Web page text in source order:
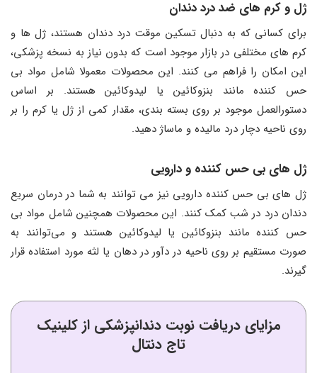
ژل و کرم‌ های ضد درد دندان
برای کسانی که به دنبال تسکین موقت درد دندان هستند، ژل‌ ها و
کرم ‌های مختلفی در بازار موجود است که بدون نیاز به نسخه پزشکی،
این امکان را فراهم می‌ کنند. این محصولات معمولا شامل مواد بی
حس کننده مانند بنزوکائین یا لیدوکائین هستند. بر اساس
دستورالعمل موجود بر روی بسته ‌بندی، مقدار کمی از ژل یا کرم را بر
روی ناحیه دچار درد مالیده و ماساژ دهید.
ژل ‌های بی حس کننده و دارویی
ژل‌ های بی حس کننده دارویی نیز می ‌توانند به شما در درمان سریع
دندان درد در شب کمک کنند. این محصولات همچنین شامل مواد بی
حس کننده مانند بنزوکائین یا لیدوکائین هستند و می‌توانند به
صورت مستقیم بر روی ناحیه در دآور در دهان یا لثه مورد استفاده قرار
گیرند.
مزایای دریافت نوبت دندانپزشکی از کلینیک
تاج دنتال